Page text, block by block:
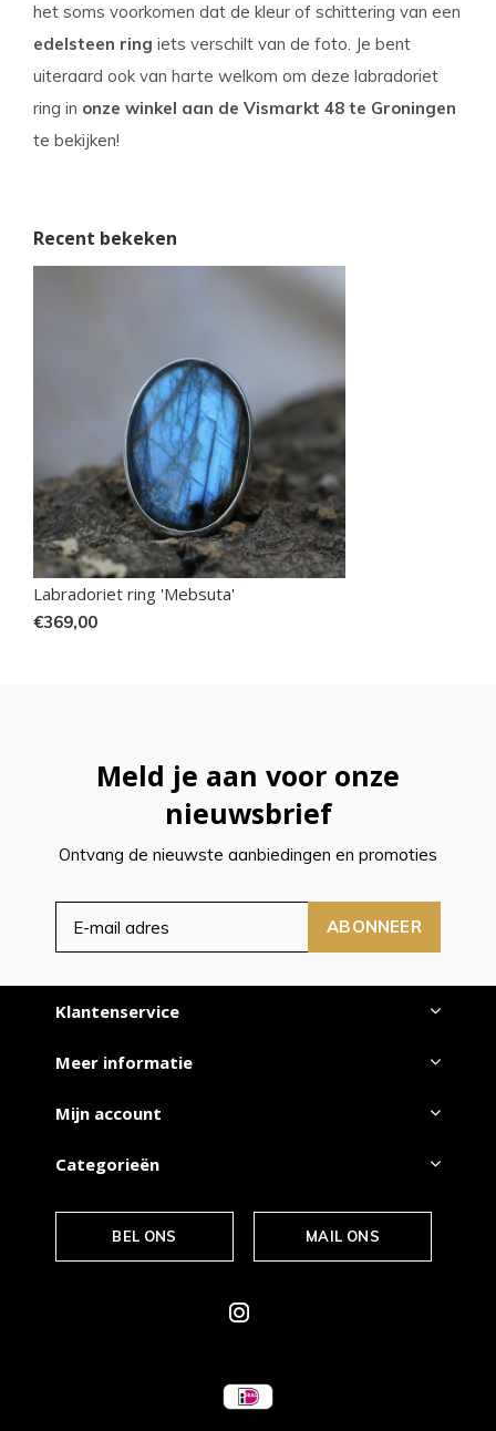
het soms voorkomen dat de kleur of schittering van een
edelsteen ring iets verschilt van de foto. Je bent
uiteraard ook van harte welkom om deze labradoriet
ring in onze winkel aan de Vismarkt 48 te Groningen
te bekijken!
Recent bekeken
Labradoriet ring 'Mebsuta'
€369,00
Meld je aan voor onze
nieuwsbrief
Ontvang de nieuwste aanbiedingen en promoties
ABONNEER
Klantenservice
Meer informatie
Mijn account
Categorieën
BEL ONS MAIL ONS